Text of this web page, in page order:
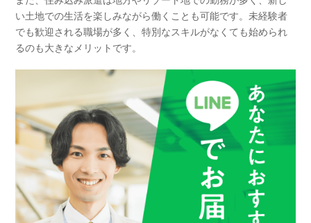
い土地での生活を楽しみながら働くことも可能です。未経験者
でも歓迎される職場が多く、特別なスキルがなくても始められ
るのも大きなメリットです。